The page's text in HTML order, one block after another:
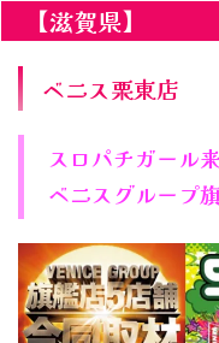
【滋賀県】
ベニス栗東店
スロパチガール
ベニスグループ